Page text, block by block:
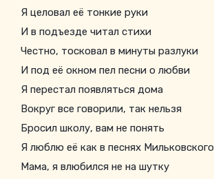
Я целовал её тонкие руки
И в подъезде читал стихи
Честно, тосковал в минуты разлуки
И под её окном пел песни о любви
Я перестал появляться дома
Вокруг все говорили, так нельзя
Бросил школу, вам не понять
Я люблю её как в песнях Мильковского
Мама, я влюбился не на шутку